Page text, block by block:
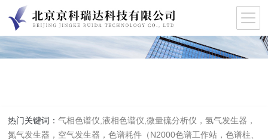
热门关键词：气相色谱仪,液相色谱仪,微量硫分析仪，氢气发生器，
氮气发生器，空气发生器，色谱耗件（N2000色谱工作站，色谱柱、